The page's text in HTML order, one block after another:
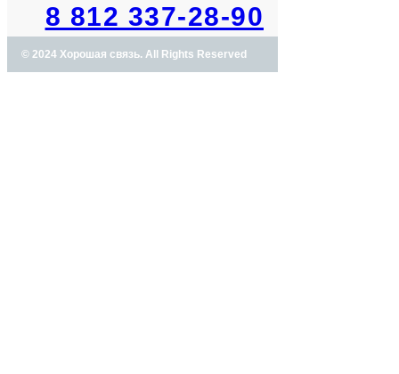
8 812 337-28-90
© 2024 Хорошая связь. All Rights Reserved